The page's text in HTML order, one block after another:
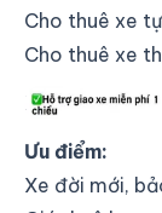
Cho thuê xe
Cho thuê xe
NICE CAR
Ưu điểm:
Xe đời mới,